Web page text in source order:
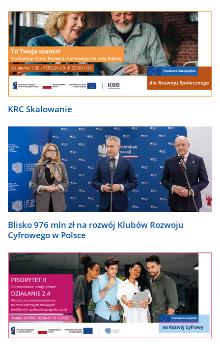
KRC Skalowanie
Blisko 976 mln zł na rozwój Klubów Rozwoju
Cyfrowego w Polsce